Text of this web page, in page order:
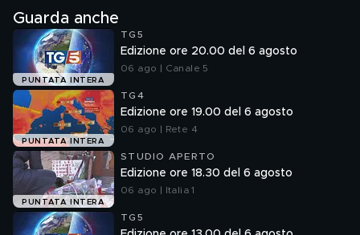
Guarda anche
PUNTATA INTERA
TG5
Edizione ore 20.00 del 6 agosto
06 ago | Canale 5
PUNTATA INTERA
TG4
Edizione ore 19.00 del 6 agosto
06 ago | Rete 4
PUNTATA INTERA
STUDIO APERTO
Edizione ore 18.30 del 6 agosto
06 ago | Italia 1
TG5